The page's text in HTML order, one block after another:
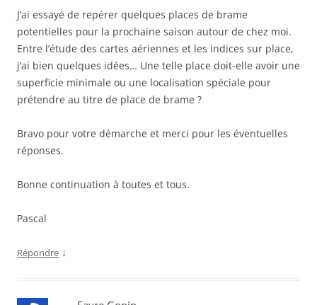
J’ai essayé de repérer quelques places de brame
potentielles pour la prochaine saison autour de chez moi.
Entre l’étude des cartes aériennes et les indices sur place,
j’ai bien quelques idées… Une telle place doit-elle avoir une
superficie minimale ou une localisation spéciale pour
prétendre au titre de place de brame ?
Bravo pour votre démarche et merci pour les éventuelles
réponses.
Bonne continuation à toutes et tous.
Pascal
Répondre ↓